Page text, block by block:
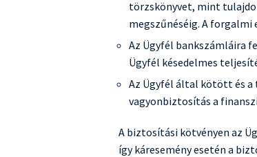
törzskönyvet, mint
megszűnéséig. A
Az Ügyfél bankszámláira
Ügyfél késedelmes
Az Ügyfél által kötött és
vagyonbiztosítás a
A biztosítási kötvényen az
így káresemény esetén a